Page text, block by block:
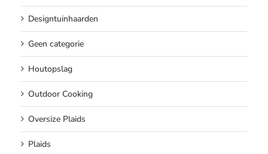
Designtuinhaarden
Geen categorie
Houtopslag
Outdoor Cooking
Oversize Plaids
Plaids